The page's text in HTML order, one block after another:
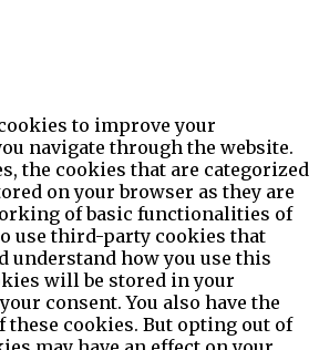
to improve your
navigate through the website.
the cookies that are categorized
on your browser as they are
of basic functionalities of
use third-party cookies that
understand how you use this
will be stored in your
consent. You also have the
these cookies. But opting out of